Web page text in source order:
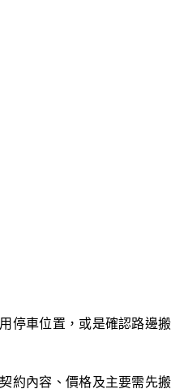
停車位置，或是確認路邊搬
約內容、價格及主要需先搬